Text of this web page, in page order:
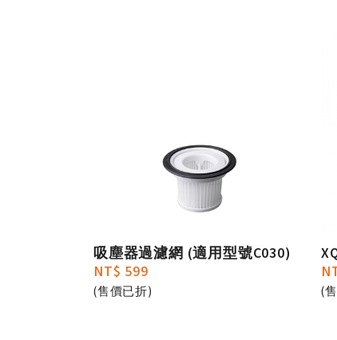
吸塵器過濾網 (適用型號C030)
NT$ 599
(售價已折) (